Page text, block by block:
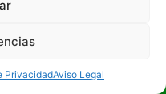
PrivacidadAviso Legal